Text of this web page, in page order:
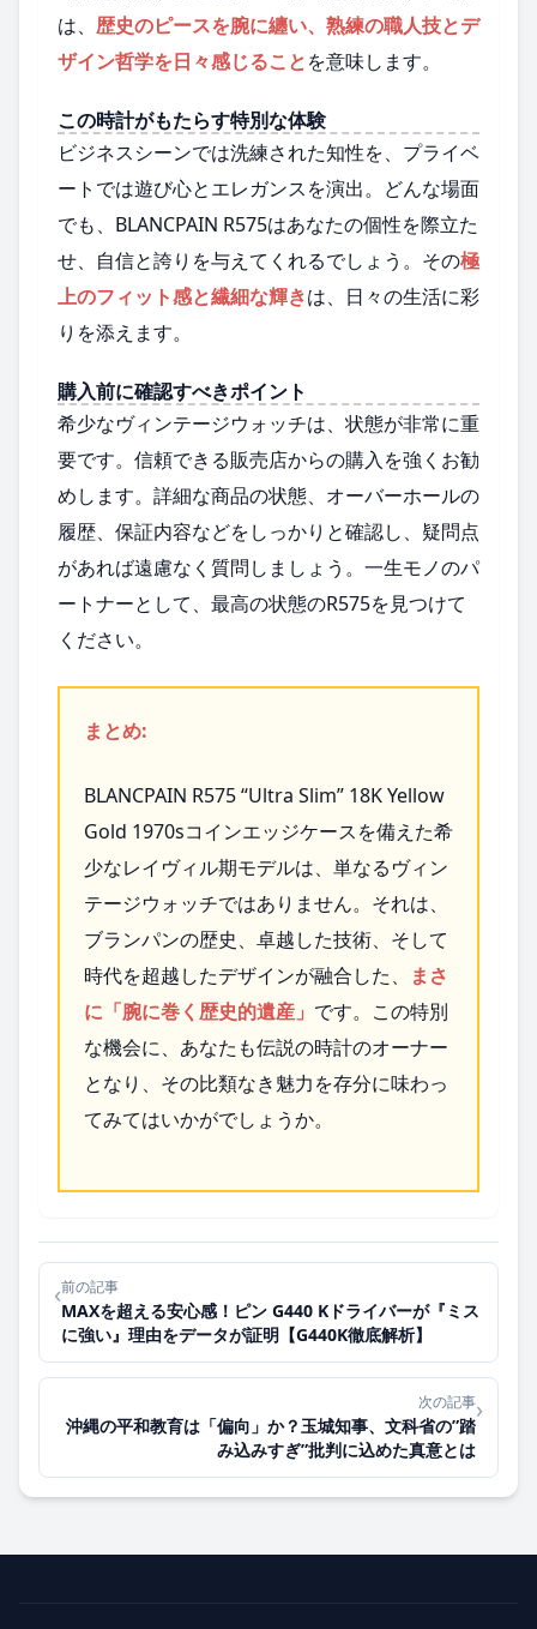
は、 歴史のピースを腕に纏い、熟練の職人技とデ
ザイン哲学を日々感じることを意味します。
この時計がもたらす特別な体験
ビジネスシーンでは洗練された知性を、プライベ
ートでは遊び心とエレガンスを演出。どんな場面
でも、BLANCPAIN R575はあなたの個性を際立た
せ、自信と誇りを与えてくれるでしょう。その極
上のフィット感と繊細な輝きは、日々の生活に彩
りを添えます。
購入前に確認すべきポイント
希少なヴィンテージウォッチは、状態が非常に重
要です。信頼できる販売店からの購入を強くお勧
めします。詳細な商品の状態、オーバーホールの
履歴、保証内容などをしっかりと確認し、疑問点
があれば遠慮なく質問しましょう。一生モノのパ
ートナーとして、最高の状態のR575を見つけて
ください。
まとめ:
BLANCPAIN R575 “Ultra Slim” 18K Yellow
Gold 1970sコインエッジケースを備えた希
少なレイヴィル期モデルは、単なるヴィン
テージウォッチではありません。それは、
ブランパンの歴史、卓越した技術、そして
時代を超越したデザインが融合した、
まさ
に「腕に巻く歴史的遺産」 です。この特別
な機会に、あなたも伝説の時計のオーナー
となり、その比類なき魅力を存分に味わっ
てみてはいかがでしょうか。
‹前の記事
MAXを超える安心感！ピン G440 Kドライバーが『ミス
に強い』理由をデータが証明【G440K徹底解析】
次の記事
沖縄の平和教育は「偏向」か？玉城知事、文科省の”踏
み込みすぎ”批判に込めた真意とは
›